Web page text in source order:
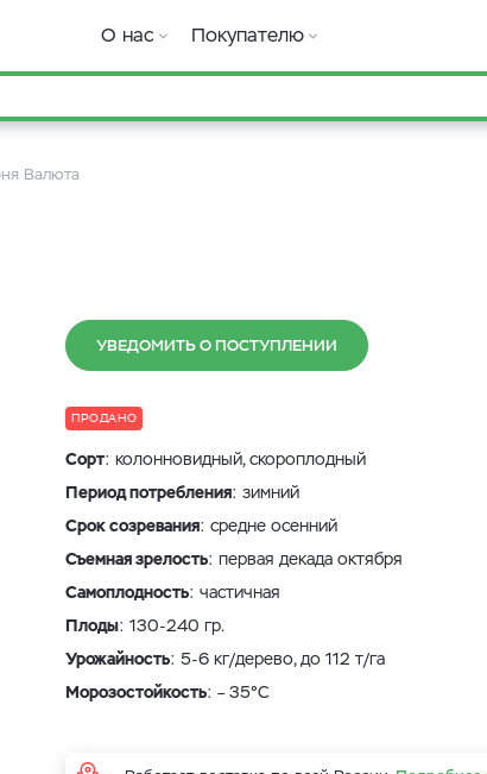
О нас Покупателю
Валюта
УВЕДОМИТЬ О ПОСТУПЛЕНИИ
ПРОДАНО
Сорт: колонновидный, скороплодный
Период потребления: зимний
Срок созревания: средне осенний
Съемная зрелость: первая декада октября
Самоплодность: частичная
Плоды: 130-240 гр.
Урожайность: 5-6 кг/дерево, до 112 т/га
Морозостойкость: – 35°С